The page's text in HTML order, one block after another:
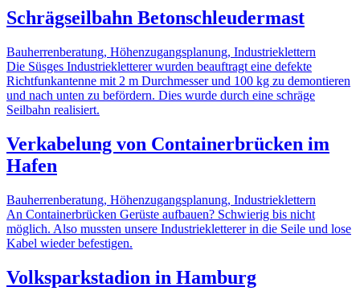
Schrägseilbahn Betonschleudermast
Bauherrenberatung, Höhenzugangsplanung, Industrieklettern
Die Süsges Industriekletterer wurden beauftragt eine defekte
Richtfunkantenne mit 2 m Durchmesser und 100 kg zu demontieren
und nach unten zu befördern. Dies wurde durch eine schräge
Seilbahn realisiert.
Verkabelung von Containerbrücken im
Hafen
Bauherrenberatung, Höhenzugangsplanung, Industrieklettern
An Containerbrücken Gerüste aufbauen? Schwierig bis nicht
möglich. Also mussten unsere Industriekletterer in die Seile und lose
Kabel wieder befestigen.
Volksparkstadion in Hamburg